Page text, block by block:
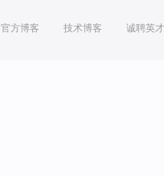
官方博客 技术博客 诚聘英才